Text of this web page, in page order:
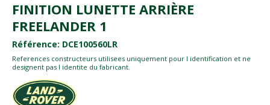
FINITION LUNETTE ARRIÈRE
FREELANDER 1
Référence: DCE100560LR
References constructeurs utilisees uniquement pour l identification et ne
designent pas l identite du fabricant.